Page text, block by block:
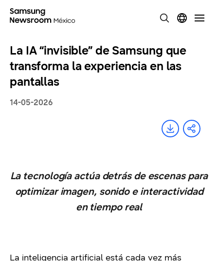
La IA “invisible” de Samsung que
transforma la experiencia en las
pantallas
14-05-2026
La tecnología actúa detrás de escenas para
optimizar imagen, sonido e interactividad
en tiempo real
La inteligencia artificial está cada vez más